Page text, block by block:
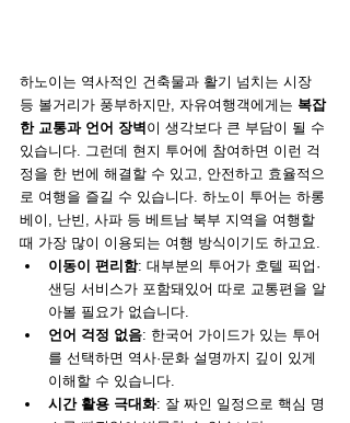
하노이는 역사적인 건축물과 활기 넘치는 시장
등 볼거리가 풍부하지만, 자유여행객에게는 복잡
한 교통과 언어 장벽이 생각보다 큰 부담이 될 수
있습니다. 그런데 현지 투어에 참여하면 이런 걱
정을 한 번에 해결할 수 있고, 안전하고 효율적으
로 여행을 즐길 수 있습니다. 하노이 투어는 하롱
베이, 난빈, 사파 등 베트남 북부 지역을 여행할
때 가장 많이 이용되는 여행 방식이기도 하고요.
이동이 편리함: 대부분의 투어가 호텔 픽업·
샌딩 서비스가 포함돼있어 따로 교통편을 알
아볼 필요가 없습니다.
언어 걱정 없음: 한국어 가이드가 있는 투어
를 선택하면 역사·문화 설명까지 깊이 있게
이해할 수 있습니다.
시간 활용 극대화: 잘 짜인 일정으로 핵심 명